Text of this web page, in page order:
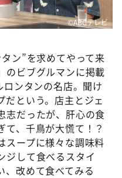
©ABCテレビ
ン”を求めてやって来
のビブグルマンに掲載
ンタンの名店。聞け
だという。店主とジェ
志だったが、肝心の食
て、千鳥が大慌て！？
スープに様々な調味料
ジして食べるスタイ
、改めて食べてみる